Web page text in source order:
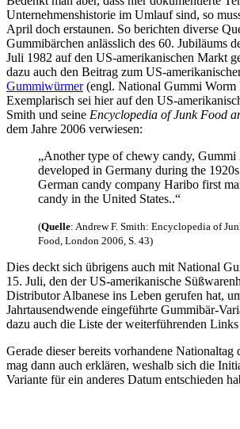
Unternehmenshistorie im Umlauf sind, so
April doch erstaunen. So berichten diverse
Gummibärchen anlässlich des 60. Jubiläums
Juli 1982 auf den US-amerikanischen Markt
dazu auch den Beitrag zum US-
Gummiwürmer(engl. National Gummi Worm
Exemplarisch sei hier auf den US-
Smith und seine Encyclopedia of Junk Food
dem Jahre 2006 verwiesen:
„Another type of chewy candy, Gummi
developed in Germany during the
German candy company Haribo first
candy in the United States..“
(Quelle: Andrew F. Smith: Encyclopedia of
Food, London 2006, S. 43)
Dies deckt sich übrigens auch mit National
15. Juli, den der US-amerikanische
Distributor Albanese ins Leben gerufen hat,
Jahrtausendwende eingeführte Gummibär-
dazu auch die Liste der weiterführenden
Gerade dieser bereits vorhandene Nationaltag
mag dann auch erklären, weshalb sich die
Variante für ein anderes Datum entschieden